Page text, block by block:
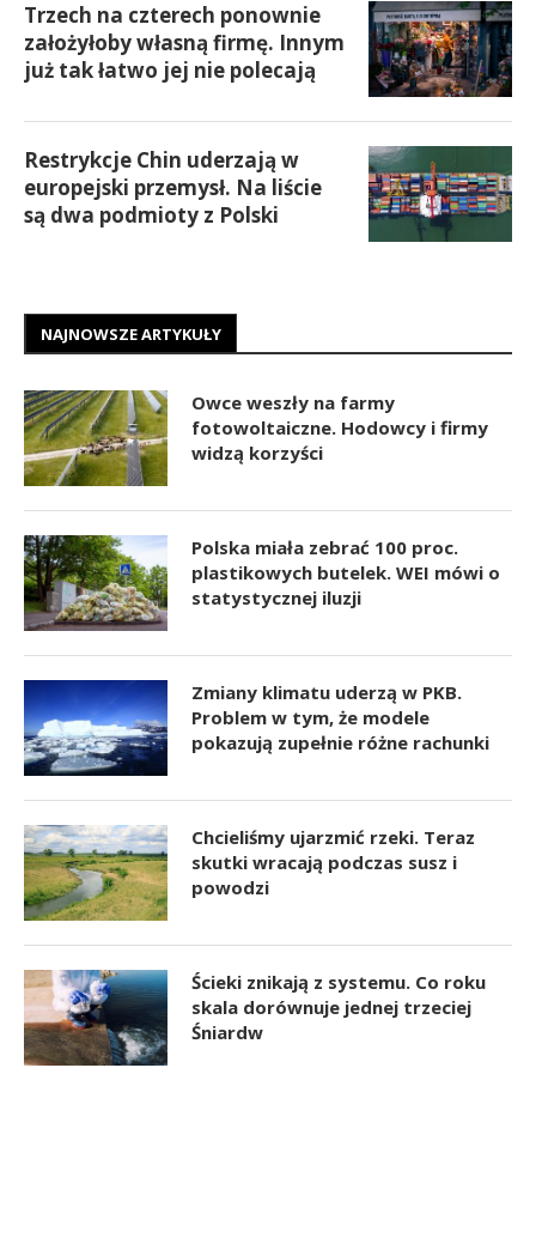
Trzech na czterech ponownie
założyłoby własną firmę. Innym
już tak łatwo jej nie polecają
Restrykcje Chin uderzają w
europejski przemysł. Na liście
są dwa podmioty z Polski
NAJNOWSZE ARTYKUŁY
Owce weszły na farmy
fotowoltaiczne. Hodowcy i firmy
widzą korzyści
Polska miała zebrać 100 proc.
plastikowych butelek. WEI mówi o
statystycznej iluzji
Zmiany klimatu uderzą w PKB.
Problem w tym, że modele
pokazują zupełnie różne rachunki
Chcieliśmy ujarzmić rzeki. Teraz
skutki wracają podczas susz i
powodzi
Ścieki znikają z systemu. Co roku
skala dorównuje jednej trzeciej
Śniardw